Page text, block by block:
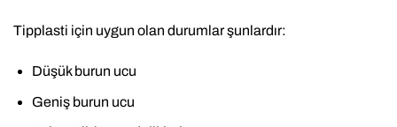
Tipplasti için uygun olan durumlar şunlardır:
Düşük burun ucu
Geniş burun ucu